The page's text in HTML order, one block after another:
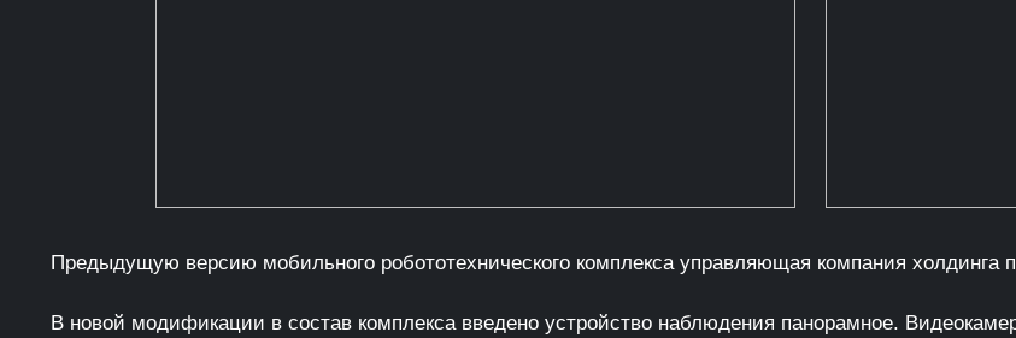
Предыдущую версию мобильного робототехнического комплекса управляющая компания холдинга
В новой модификации в состав комплекса введено устройство наблюдения панорамное.